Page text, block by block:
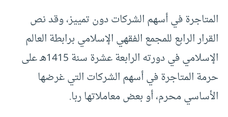
المتاجرة في أسهم الشركات دون تمييز، وقد نص
القرار الرابع للمجمع الفقهي الإسلامي برابطة العالم
الإسلامي في دورته الرابعة عشرة سنة 1415هـ على
حرمة المتاجرة في أسهم الشركات التي غرضها
الأساسي محرم، أو بعض معاملاتها ربا.